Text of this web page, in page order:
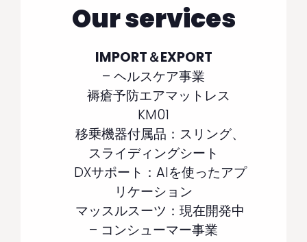
Our services
IMPORT＆EXPORT
– ヘルスケア事業
褥瘡予防エアマットレス
KM01
移乗機器付属品：スリング、
スライディングシート
DXサポート：AIを使ったアプ
リケーション
マッスルスーツ：現在開発中
– コンシューマー事業